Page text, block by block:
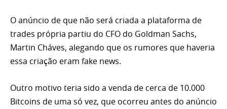
O anúncio de que não será criada a plataforma de
trades própria partiu do CFO do Goldman Sachs,
Martin Cháves, alegando que os rumores que haveria
essa criação eram fake news.
Outro motivo teria sido a venda de cerca de 10.000
Bitcoins de uma só vez, que ocorreu antes do anúncio